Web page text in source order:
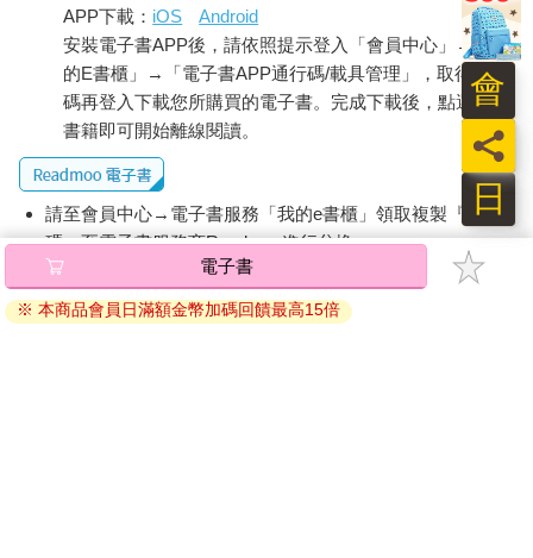
APP下載： iOS
Android
安裝電子書APP後，請依照提示登入「會員中心」→「我
的E書櫃」→「電子書APP通行碼/載具管理」，取得通行
碼再登入下載您所購買的電子書。完成下載後，點選任一
書籍即可開始離線閱讀。
請至會員中心→電子書服務「我的e書櫃」領取複製『兌換
碼』至電子書服務商Readmoo進行兌換。
退換貨須知：
因版權保護，您在金石堂所購買的電子書僅能以金石堂專屬
電子書
※ 本商品會員日滿額金幣加碼回饋最高15倍
日
員
會